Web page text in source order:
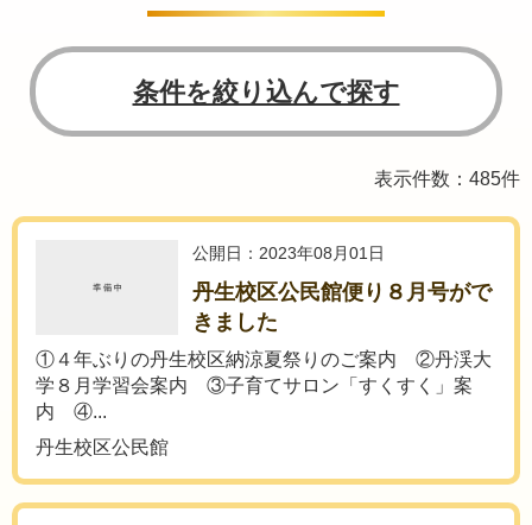
条件を絞り込んで探す
表示件数：485件
公開日：2023年08月01日
丹生校区公民館便り８月号がで
きました
①４年ぶりの丹生校区納涼夏祭りのご案内 ②丹渓大
学８月学習会案内 ③子育てサロン「すくすく」案
内 ④...
丹生校区公民館